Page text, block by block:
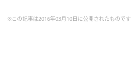
※この記事は2016年03月10日に公開されたものです